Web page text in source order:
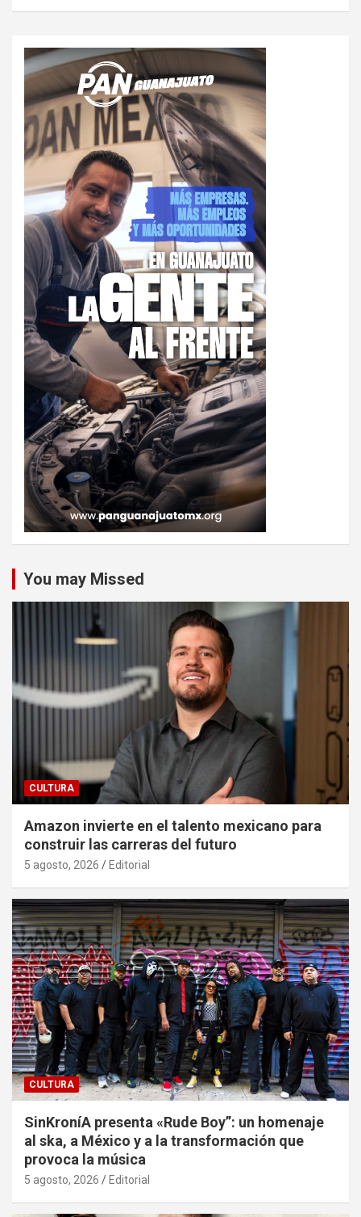
You may Missed
CULTURA
Amazon invierte en el talento mexicano para
construir las carreras del futuro
5 agosto, 2026 Editorial
CULTURA
SinKroníA presenta «Rude Boy”: un homenaje
al ska, a México y a la transformación que
provoca la música
5 agosto, 2026 Editorial